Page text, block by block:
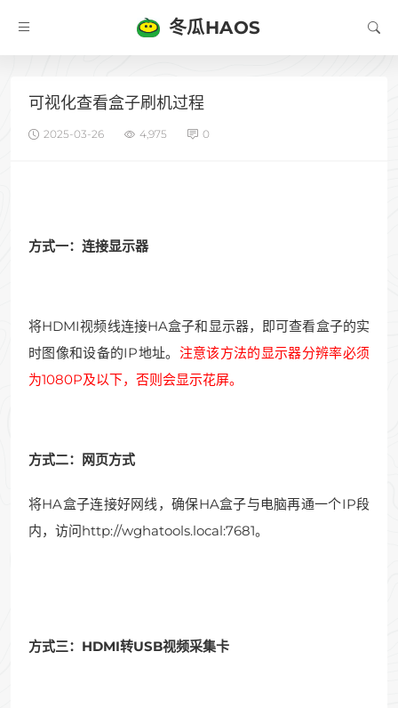
冬瓜HAOS
可视化查看盒子刷机过程
2025-03-26 4,975 0
方式一：连接显示器
将HDMI视频线连接HA盒子和显示器，即可查看盒子的实
时图像和设备的IP地址。 注意该方法的显示器分辨率必须
为1080P及以下，否则会显示花屏。
方式二：网页方式
将HA盒子连接好网线，确保HA盒子与电脑再通一个IP段
内，访问http://wghatools.local:7681。
方式三：HDMI转USB视频采集卡